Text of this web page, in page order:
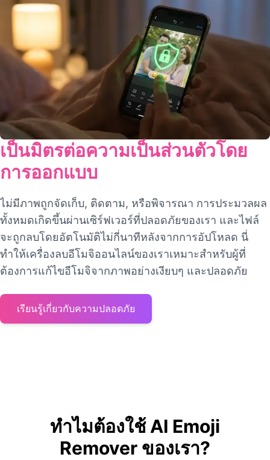
เป็นมิตรต่อความเป็นส่วนตัวโดย
การออกแบบ
ไม่มีภาพถูกจัดเก็บ, ติดตาม, หรือพิจารณา การประมวลผล
ทั้งหมดเกิดขึ้นผ่านเซิร์ฟเวอร์ที่ปลอดภัยของเรา และไฟล์
จะถูกลบโดยอัตโนมัติไม่กี่นาทีหลังจากการอัปโหลด นี่
ทำให้เครื่องลบอีโมจิออนไลน์ของเราเหมาะสำหรับผู้ที่
ต้องการแก้ไขอีโมจิจากภาพอย่างเงียบๆ และปลอดภัย
เรียนรู้เกี่ยวกับความปลอดภัย
ทำไมต้องใช้ AI Emoji
Remover ของเรา?